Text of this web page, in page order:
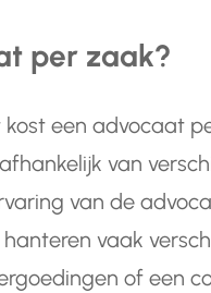
per zaak?
een advocaat
van
van de
vaak
of een